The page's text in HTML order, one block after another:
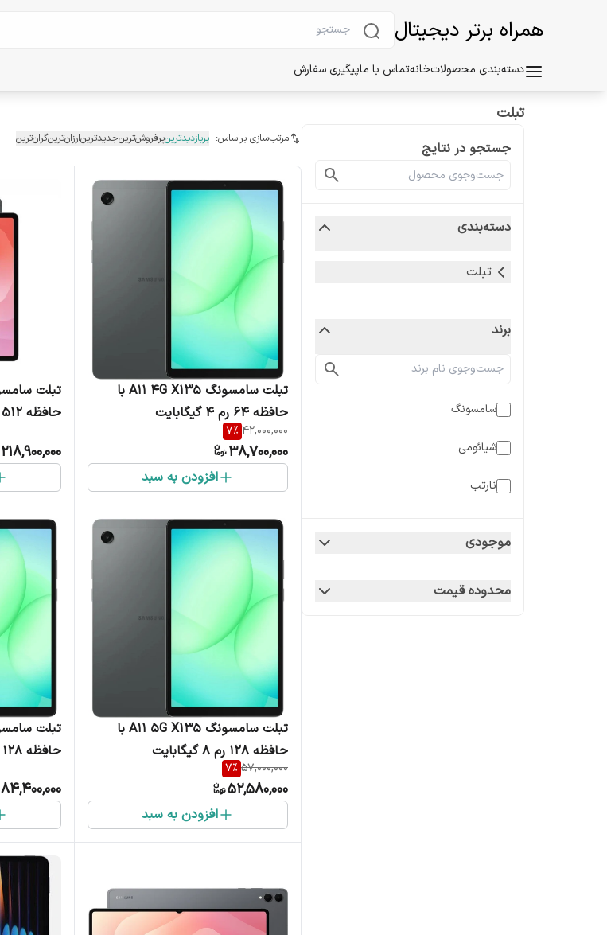
همراه برتر دیجیتال
دسته‌بندی محصولاتخانهتماس با ماپیگیری سفارش
تبلت
جستجو در نتایج
دسته‌بندی
تبلت
برند
سامسونگ
شیائومی
نارتب
موجودی
محدوده قیمت
مرتب‌سازی براساس: پربازدیدترینپرفروش‌ترینجدیدترینارزان‌ترینگران‌ترین
تبلت سامسونگ A11 4G X135 با
حافظه 64 رم 4 گیگابایت
42,000,000
7%
38,700,000
افزودن به سبد
حافظه 512 , رم 12 گیگابایت
218,900,000
تبلت سامسونگ A11 5G X135 با
حافظه 128 رم 8 گیگابایت
57,000,000
7%
52,580,000
افزودن به سبد
حافظه 128 رم 6 گیگابایت
84,400,000